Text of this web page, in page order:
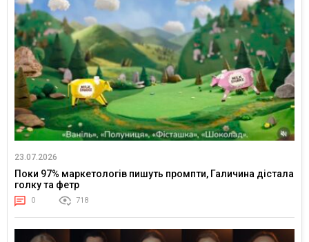
23.07.2026
Поки 97% маркетологів пишуть промпти, Галичина дістала
голку та фетр
0 718